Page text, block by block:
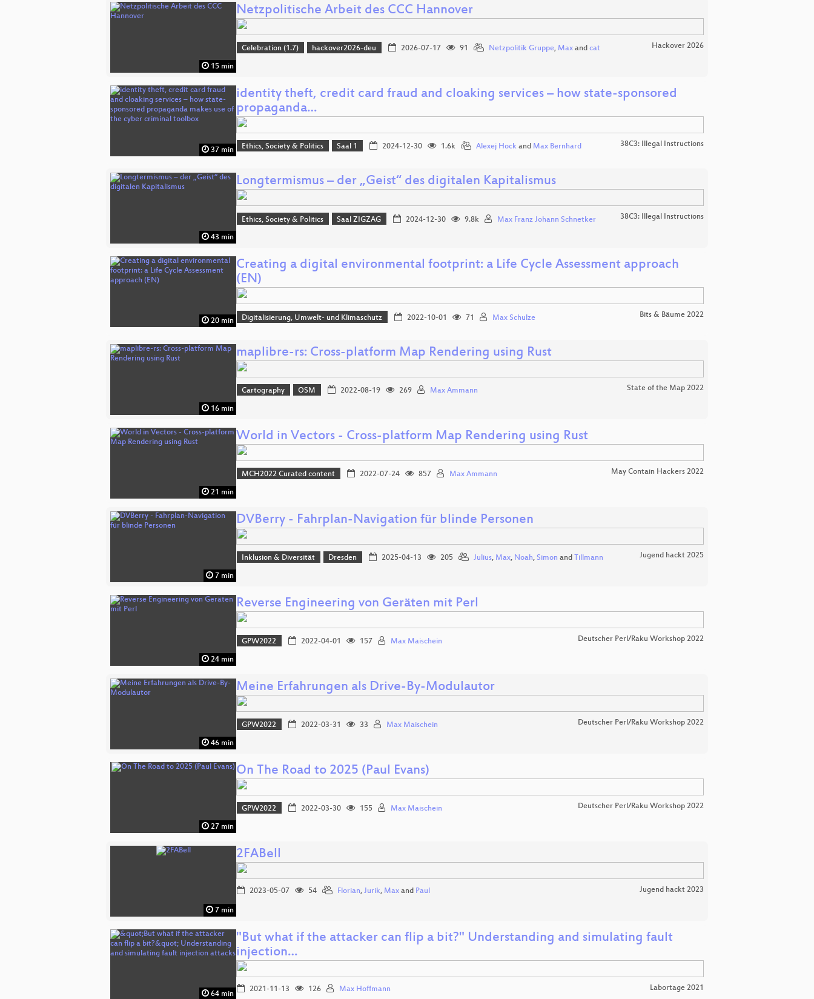
15 min
Netzpolitische Arbeit des CCC Hannover
Celebration (1.7) hackover2026-deu 2026-07-17 91 Netzpolitik Gruppe, Maxand cat Hackover 2026
37 min
identity theft, credit card fraud and cloaking services – how state-sponsored
propaganda…
Ethics, Society & Politics Saal 1 2024-12-30 1.6k Alexej Hockand Max Bernhard 38C3: Illegal Instructions
43 min
Longtermismus – der „Geist“ des digitalen Kapitalismus
Ethics, Society & Politics Saal ZIGZAG 2024-12-30 9.8k Max Franz Johann Schnetker 38C3: Illegal Instructions
20 min
Creating a digital environmental footprint: a Life Cycle Assessment approach
(EN)
Digitalisierung, Umwelt- und Klimaschutz 2022-10-01 71 Max Schulze Bits & Bäume 2022
16 min
maplibre-rs: Cross-platform Map Rendering using Rust
Cartography OSM 2022-08-19 269 Max Ammann State of the Map 2022
21 min
World in Vectors - Cross-platform Map Rendering using Rust
MCH2022 Curated content 2022-07-24 857 Max Ammann May Contain Hackers 2022
7 min
DVBerry - Fahrplan-Navigation für blinde Personen
Inklusion & Diversität Dresden 2025-04-13 205 Julius, Max, Noah, Simon and Tillmann Jugend hackt 2025
24 min
Reverse Engineering von Geräten mit Perl
GPW2022 2022-04-01 157 Max Maischein Deutscher Perl/Raku Workshop 2022
46 min
Meine Erfahrungen als Drive-By-Modulautor
GPW2022 2022-03-31 33 Max Maischein Deutscher Perl/Raku Workshop 2022
27 min
On The Road to 2025 (Paul Evans)
GPW2022 2022-03-30 155 Max Maischein Deutscher Perl/Raku Workshop 2022
7 min
2FABell
2023-05-07 54 Florian, Jurik, Max and Paul Jugend hackt 2023
64 min
"But what if the attacker can flip a bit?" Understanding and simulating fault
injection…
2021-11-13 126 Max Hoffmann Labortage 2021